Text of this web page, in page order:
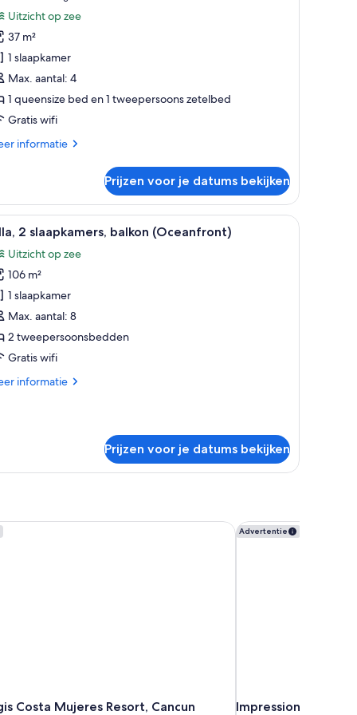
beoordelingen)
Uitzicht op zee
37 m²
1 slaapkamer
Max. aantal: 4
1 queensize bed en 1 tweepersoons zetelbed
Gratis wifi
informatie
Prijzen voor je datums bekijken
met een tafel en stoelen, een zithoek en een flatscreen televisie aan
raam dat uitkijkt op een weelderige tuin en palmbomen. Er is een
Een moderne hotelkamer met een groot
9 2 slaapkamers, balkon (Oceanfront)
Uitzicht op zee
106 m²
1 slaapkamer
Max. aantal: 8
2 tweepersoonsbedden
Gratis wifi
informatie
Prijzen voor je datums bekijken
Costa Mujeres Resort, Cancun
Costa Mujeres Resort, Cancun Advertentie
Impression Isla
Impression Isla